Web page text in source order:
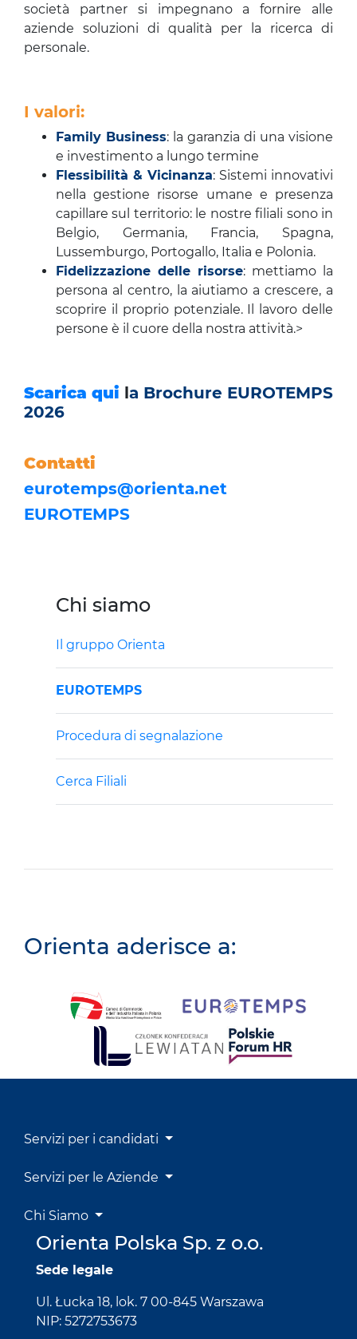
società partner si impegnano a fornire alle
aziende soluzioni di qualità per la ricerca di
personale.
I valori:
Family Business: la garanzia di una visione
e investimento a lungo termine
Flessibilità & Vicinanza: Sistemi innovativi
nella gestione risorse umane e presenza
capillare sul territorio: le nostre filiali sono in
Belgio, Germania, Francia, Spagna,
Lussemburgo, Portogallo, Italia e Polonia.
Fidelizzazione delle risorse: mettiamo la
persona al centro, la aiutiamo a crescere, a
scoprire il proprio potenziale. Il lavoro delle
persone è il cuore della nostra attività.>
Scarica qui la Brochure EUROTEMPS
2026
Contatti
eurotemps@orienta.net
EUROTEMPS
Chi siamo
Il gruppo Orienta
EUROTEMPS
Procedura di segnalazione
Cerca Filiali
Orienta aderisce a:
Servizi per i candidati
Servizi per le Aziende
Chi Siamo
Orienta Polska Sp. z o.o.
Sede legale
Ul. Łucka 18, lok. 7 00-845 Warszawa
NIP: 5272753673